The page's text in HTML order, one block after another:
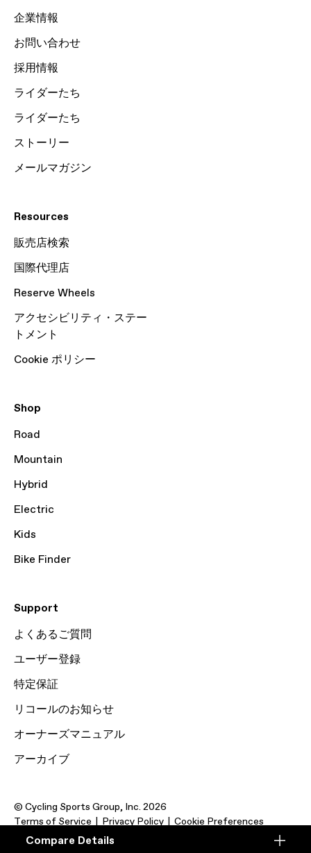
Compare
Compare Details
企業情報
お問い合わせ
採用情報
ライダーたち
ライダーたち
ストーリー
メールマガジン
Resources
販売店検索
国際代理店
Reserve Wheels
アクセシビリティ・ステー
トメント
Cookie ポリシー
Shop
Road
Mountain
Hybrid
Electric
Kids
Bike Finder
Support
よくあるご質問
ユーザー登録
特定保証
リコールのお知らせ
オーナーズマニュアル
アーカイブ
© Cycling Sports Group, Inc. 2026
Terms of Service
Privacy Policy Cookie Preferences